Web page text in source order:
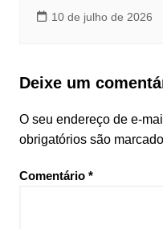
10 de julho de 2026
Deixe um
O seu endereço de e-
obrigatórios são
Comentário *